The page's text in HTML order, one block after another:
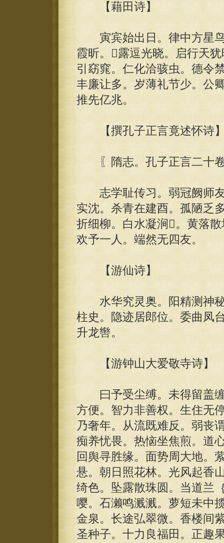
【藉田诗】
寅宾始出日。律中方星鸟
霞昕。露逗光晓。启行天
引窈窕。仁化洽骇虫。德令
丰廉让多。岁薄礼节少。公
推先亿兆。
【撰孔子正言竟述怀诗
〖隋志。孔子正言二十卷
志学耻传习。弱冠阙师友
实沈。杀青在建酉。孤陋乏
折细柳。白水凝涧。黄落
欢予一人。端然无四友。
【游仙诗】
水华究灵奥。阳精测神秘
柱史。隐迹居郎位。委曲凤
升龙辔。
【游钟山大爱敬寺诗】
曰予受尘缚。未得留盖缠
方便。智力非善权。生住无
乃奢年。从流既难反。弱丧
痴养忧畏。热恼坐焦煎。道
回舆寻胜缘。面势周大地。
悬。朝日照花林。光风起香
绮色。坠露散珠圆。当道兰
嘤。石濑鸣溅溅。萝短未中
金泉。长途弘翠微。香楼间
圣种子。十力良福田。正趣